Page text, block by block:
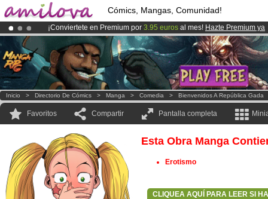
Cómics, Mangas, Comunidad!
¡Conviertete en Premium por 3.95 euros al mes! Hazte Premium ya
¡Ya tenemos 100000miembrosy 1000Cómics y Mangas!.
El Kickstarter Amilova está desormado lanzado!.
Inicio > Directorio De Cómics > Manga > Comedia > Bienvenidos A República Gada
Favoritos Compartir Pantalla completa
Esta Obra Manga
Erotismo
CLIQUEA AQUÍ PARA LEER SI